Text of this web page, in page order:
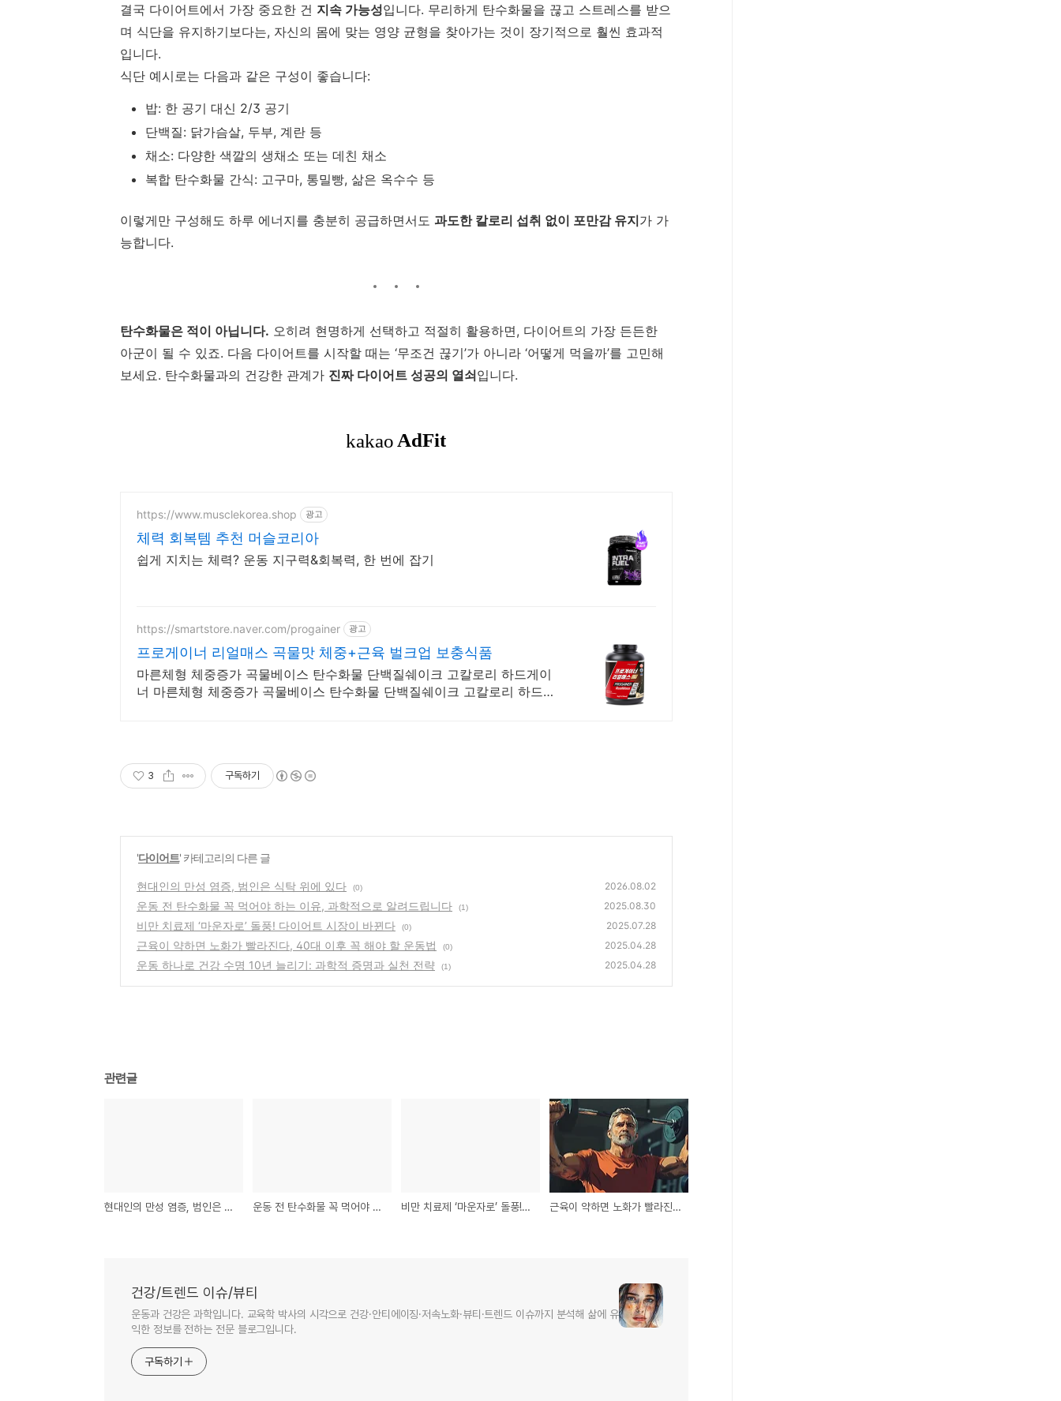
결국 다이어트에서 가장 중요한 건 지속 가능성입니다. 무리하게 탄수화물을 끊고 스트레스를 받으
며 식단을 유지하기보다는, 자신의 몸에 맞는 영양 균형을 찾아가는 것이 장기적으로 훨씬 효과적
입니다.
식단 예시로는 다음과 같은 구성이 좋습니다:
밥: 한 공기 대신 2/3 공기
단백질: 닭가슴살, 두부, 계란 등
채소: 다양한 색깔의 생채소 또는 데친 채소
복합 탄수화물 간식: 고구마, 통밀빵, 삶은 옥수수 등
이렇게만 구성해도 하루 에너지를 충분히 공급하면서도 과도한 칼로리 섭취 없이 포만감 유지가 가
능합니다.
탄수화물은 적이 아닙니다. 오히려 현명하게 선택하고 적절히 활용하면, 다이어트의 가장 든든한
아군이 될 수 있죠. 다음 다이어트를 시작할 때는 ‘무조건 끊기’가 아니라 ‘어떻게 먹을까’를 고민해
보세요. 탄수화물과의 건강한 관계가 진짜 다이어트 성공의 열쇠입니다.
https://www.musclekorea.shop 광고
체력 회복템 추천 머슬코리아
쉽게 지치는 체력? 운동 지구력&회복력, 한 번에 잡기
https://smartstore.naver.com/progainer 광고
프로게이너 리얼매스 곡물맛 체중+근육 벌크업 보충식품
마른체형 체중증가 곡물베이스 탄수화물 단백질쉐이크 고칼로리 하드게이
너 마른체형 체중증가 곡물베이스 탄수화물 단백질쉐이크 고칼로리 하드게
3 구독하기
'다이어트' 카테고리의 다른 글
현대인의 만성 염증, 범인은 식탁 위에 있다 (0) 2026.08.02
운동 전 탄수화물 꼭 먹어야 하는 이유, 과학적으로 알려드립니다 (1) 2025.08.30
비만 치료제 ‘마운자로’ 돌풍! 다이어트 시장이 바뀐다 (0) 2025.07.28
근육이 약하면 노화가 빨라진다, 40대 이후 꼭 해야 할 운동법 (0) 2025.04.28
운동 하나로 건강 수명 10년 늘리기: 과학적 증명과 실천 전략 (1) 2025.04.28
관련글
현대인의 만성 염증, 범인은 식탁 위에 있다 운동 전 탄수화물 꼭 먹어야 하는 이유, 과학적으로 알려드립니다 비만 치료제 ‘마운자로’ 돌풍! 다이어트 시장이 바뀐다 근육이 약하면 노화가 빨라진다, 40대 이후 꼭 해야 할 운동법
건강/트렌드 이슈/뷰티
운동과 건강은 과학입니다. 교육학 박사의 시각으로 건강·안티에이징·저속노화·뷰티·트렌드 이슈까지 분석해 삶에 유
익한 정보를 전하는 전문 블로그입니다.
구독하기